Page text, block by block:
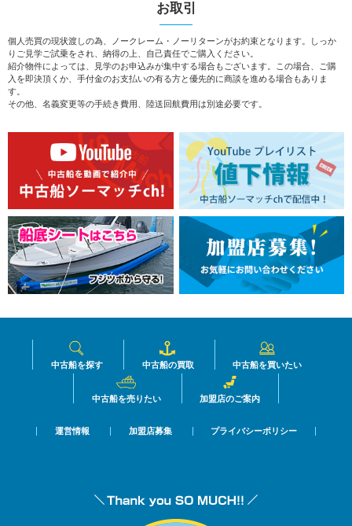
お取引
個人売買の現状渡しの為、ノークレーム・ノーリターンがお約束となります。しっか
りご見学ご試乗をされ、納得の上、自己責任でご購入ください。
紹介物件によっては、見学のお申込みが集中する場合もございます。この場合、ご購
入を即決頂くか、手付金のお支払いの有る方と優先的に商談を進める場合もありま
す。
その他、名義変更等の手続き費用、陸送回航費用は別途必要です。
中古船を探す 中古船の買取 中古船を買いたい
中古船を売りたい 加盟店のご案内
運営情報 加盟店募集 プライバシーポリシー